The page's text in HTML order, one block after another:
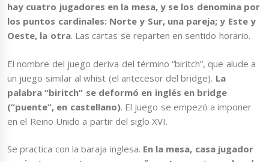
hay cuatro jugadores en la mesa, y se los denomina por
los puntos cardinales: Norte y Sur, una pareja; y Este y
Oeste, la otra. Las cartas se reparten en sentido horario.
El nombre del juego deriva del término “biritch”, que alude a
un juego similar al whist (el antecesor del bridge). La
palabra “biritch” se deformó en inglés en bridge
(“puente”, en castellano). El juego se empezó a imponer
en el Reino Unido a partir del siglo XVI.
Se practica con la baraja inglesa. En la mesa, casa jugador